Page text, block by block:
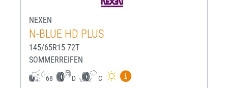
NEXEN
N-BLUE HD PLUS
145/65R15 72T
SOMMERREIFEN
68 D C
Mehr Informationen zum